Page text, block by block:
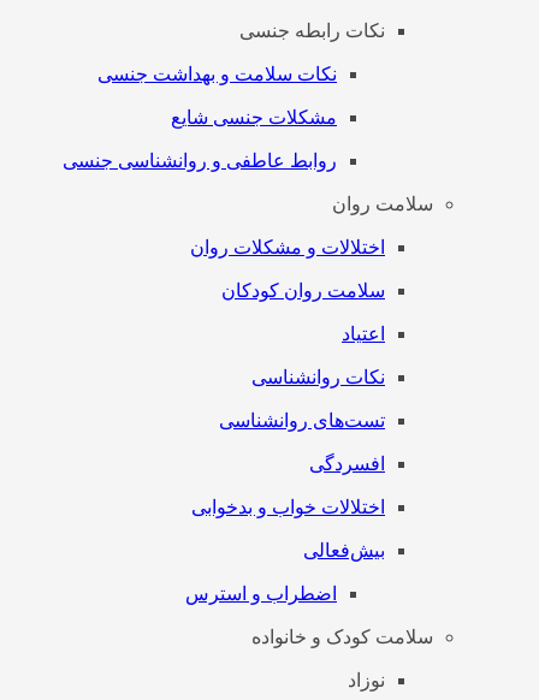
نکات رابطه جنسی
نکات سلامت و بهداشت جنسی
مشکلات جنسی شایع
روابط عاطفی و روانشناسی جنسی
سلامت روان
اختلالات و مشکلات روان
سلامت روان کودکان
اعتیاد
نکات روانشناسی
تست‌های روانشناسی
افسردگی
اختلالات خواب و بدخوابی
بیش‌فعالی
اضطراب و استرس
سلامت کودک و خانواده
نوزاد